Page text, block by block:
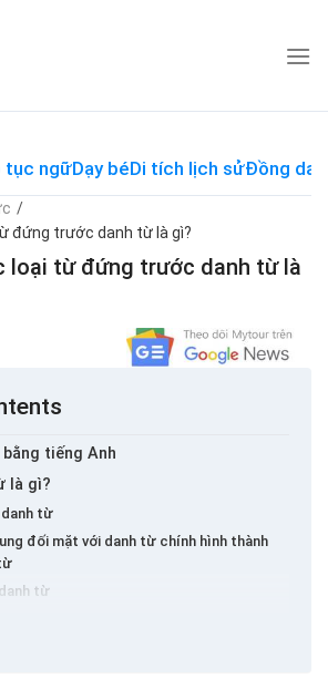
tục ngữDạy béDi tích lịch sửĐồng dao
/
đứng trước danh từ là gì?
loại từ đứng trước danh từ là
tiếng Anh
là gì?
từ
đối mặt với danh từ chính hình thành
từ
cho biết thời gian ở đầu câu